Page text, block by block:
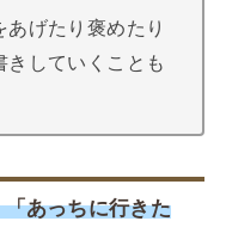
げたり褒めたり
していくことも
あっちに行きた